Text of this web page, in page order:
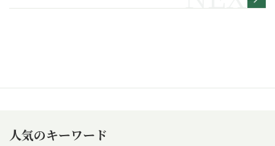
人気のキーワード